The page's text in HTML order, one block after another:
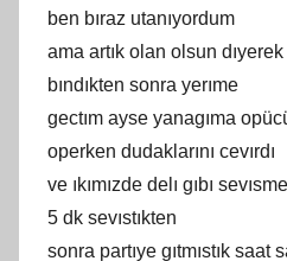
ben bıraz utanıyordum
ama artık olan olsun dıyerek
bındıkten sonra yerıme
gectım ayse yanagıma
operken dudaklarını cevırdı
ve ıkımızde delı gıbı
5 dk sevıstıkten
sonra partıye gıtmıstık saat